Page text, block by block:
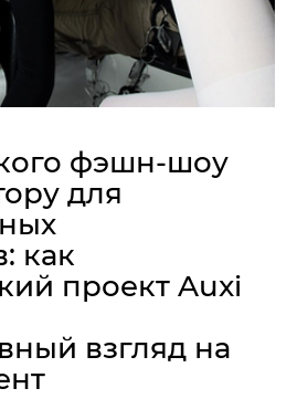
фэшн-шоу
для
как
проект Auxi
взгляд на